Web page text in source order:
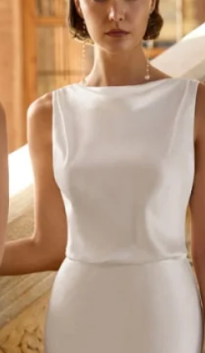
satin, avec corsage et jupe
drapée.